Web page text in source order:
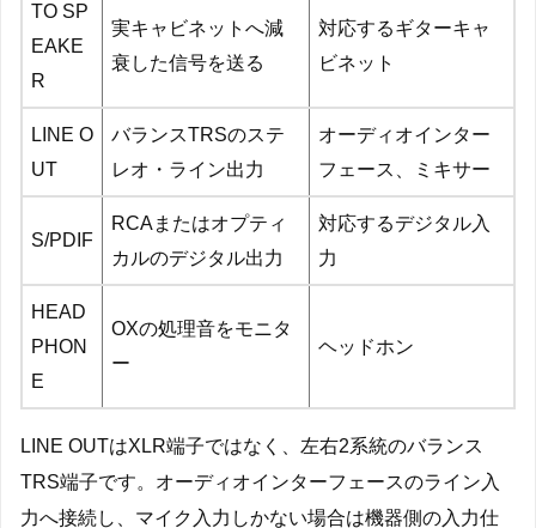
TO SP
EAKE
R
実キャビネットへ減
衰した信号を送る
対応するギターキャ
ビネット
LINE O
UT
バランスTRSのステ
レオ・ライン出力
オーディオインター
フェース、ミキサー
S/PDIF
RCAまたはオプティ
カルのデジタル出力
対応するデジタル入
力
HEAD
PHON
E
OXの処理音をモニタ
ー
ヘッドホン
LINE OUTはXLR端子ではなく、左右2系統のバランス
TRS端子です。オーディオインターフェースのライン入
力へ接続し、マイク入力しかない場合は機器側の入力仕